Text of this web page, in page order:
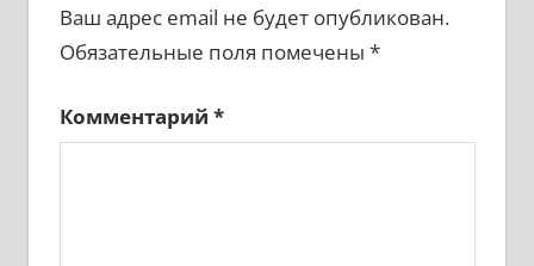
Ваш адрес email не будет опубликован.
Обязательные поля помечены *
Комментарий *